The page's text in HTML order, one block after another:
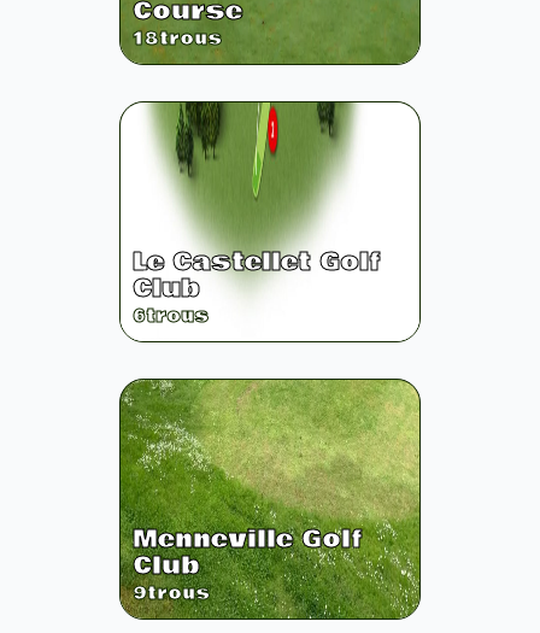
Course
18trous
Le Castellet Golf
Club
6trous
Menneville Golf
Club
9trous